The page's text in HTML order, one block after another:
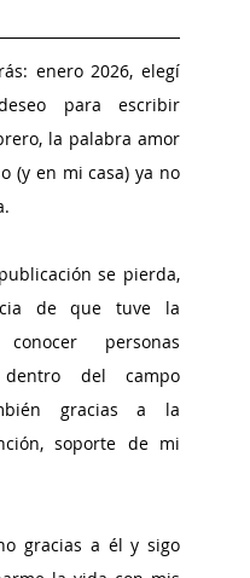
enero 2026, elegí
para escribir
la palabra amor
(y en mi casa) ya no
se pierda,
de que tuve la
personas
dentro del campo
gracias a la
soporte de mi
gracias a él y sigo